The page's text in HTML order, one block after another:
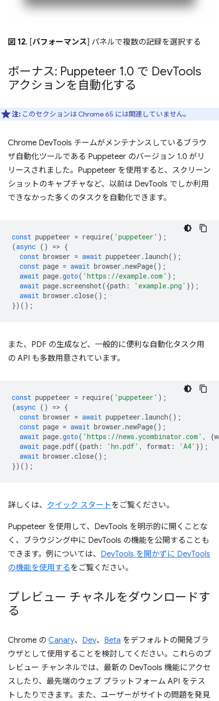
図 12. [パフォーマンス] パネルで複数の記録を選択する
ボーナス: Puppeteer 1.0 で DevTools
アクションを自動化する
注: このセクションは Chrome 65 には関連していません。
Chrome DevTools チームがメンテナンスしているブラウ
ザ自動化ツールである Puppeteer のバージョン 1.0 がリ
リースされました。Puppeteer を使用すると、スクリーン
ショットのキャプチャなど、以前は DevTools でしか利用
できなかった多くのタスクを自動化できます。
const puppeteer = require( 'puppeteer' );
(async () => {
const browser = await puppeteer . launch();
const page = await browser .newPage();
await page.goto( 'https://example.com' );
await page. screenshot({path : 'example.png' });
await browser .close();
})();
また、PDF の生成など、一般的に便利な自動化タスク用
の API も多数用意されています。
const puppeteer = require( 'puppeteer' );
(async () => {
const browser = await puppeteer . launch();
const page = await browser .newPage();
await page.goto( 'https://news.ycombinator.com' , {
await page.pdf({path : 'hn.pdf' , format : 'A4' });
await browser .close();
})();
詳しくは、 クイック スタートをご覧ください。
Puppeteer を使用して、DevTools を明示的に開くことな
く、ブラウジング中に DevTools の機能を公開することも
できます。例については、 DevTools を開かずに DevTools
の機能を使用するをご覧ください。
プレビュー チャネルをダウンロードす
る
Chrome の Canary、 Dev、 Beta をデフォルトの開発ブラ
ウザとして使用することを検討してください。これらのプ
レビュー チャンネルでは、最新の DevTools 機能にアクセ
スしたり、最先端のウェブ プラットフォーム API をテス
トしたりできます。また、ユーザーがサイトの問題を発見